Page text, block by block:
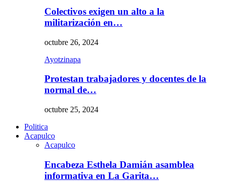
Colectivos exigen un alto a la
militarización en…
octubre 26, 2024
Ayotzinapa
Protestan trabajadores y docentes de la
normal de…
octubre 25, 2024
Politica
Acapulco
Acapulco
Encabeza Esthela Damián asamblea
informativa en La Garita…